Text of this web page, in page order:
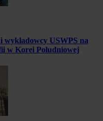
wykładowcy USWPS na
w Korei Południowej